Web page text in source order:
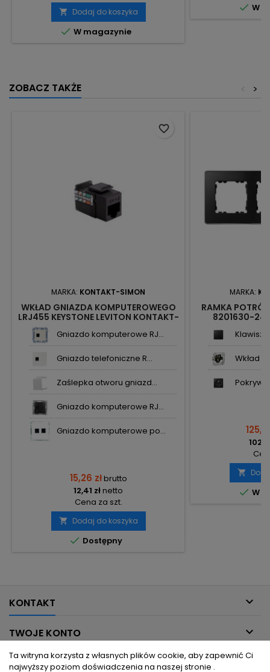
 Dodaj do koszyka
 W magazynie
 W
ZOBACZ TAKŻE >
<
MARKA: KONTAKT-SIMON
WKŁAD GNIAZDA KOMPUTEROWEGO
LRJ455 KEYSTONE LEVITON KONTAKT-
Gniazdo komputerowe RJ...
Gniazdo telefoniczne R...
Zaślepka otworu gniazd...
Gniazdo komputerowe RJ...
Gniazdo komputerowe po...
15,26 złbrutto
12,41 złnetto
Cena za szt.
 Dodaj do koszyka
 Dostępny
favorite_border
MARKA:
RAMKA
8201630-241
Klawisz
Wkład

 W
KONTAKT 
TWOJE KONTO 
INFORMACJE DLA CIEBIE 
Ta witryna korzysta z własnych plików cookie, aby zapewnić Ci
najwyższy poziom doświadczenia na naszej stronie .